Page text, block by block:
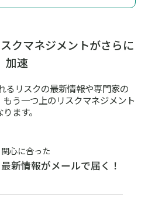
クマネジメントがさらに
加速
るリスクの最新情報や専門家の
もう一つ上のリスクマネジメント
ます。
関心に合った
最新情報がメールで届く！